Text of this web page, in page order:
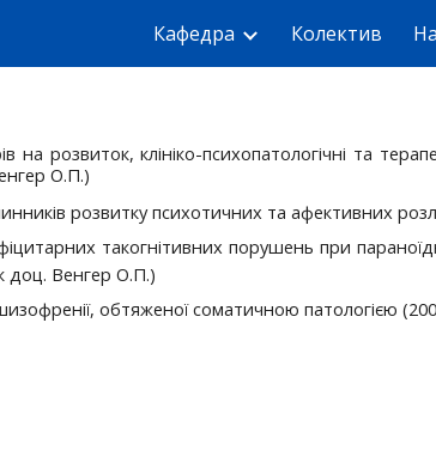
Skip to
Кафедра Колектив
на розвиток, клініко-психопатологічні та
О.П.)
розвитку психотичних та афективних
такогнітивних порушень при
доц. Венгер О.П.)
обтяженої соматичною патологією